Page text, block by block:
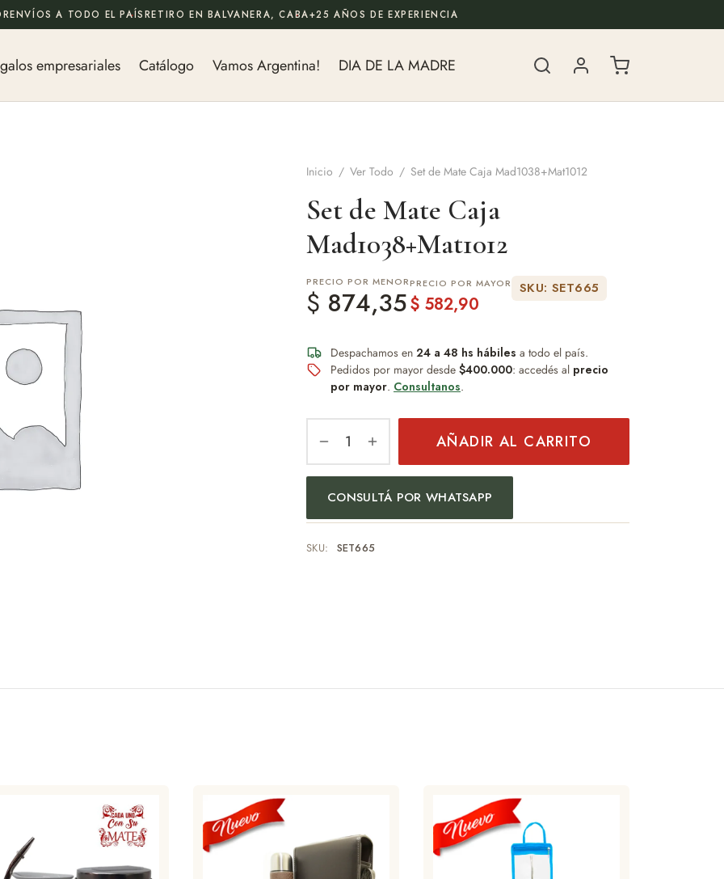
empresariales Catálogo Vamos Argentina! DIA DE LA MADRE
Inicio / Ver Todo / Set de Mate Caja Mad1038+Mat1012
Set de Mate Caja
Mad1038+Mat1012
SKU: SET665
PRECIO POR MENOR
$ 874,35
PRECIO POR MAYOR
$ 582,90
Despachamos en 24 a 48 hs hábiles a todo el país.
Pedidos por mayor desde $400.000: accedés al precio
por mayor. Consultanos.
AÑADIR AL CARRITO
CONSULTÁ POR WHATSAPP
SKU: SET665
ENVÍOS A TODO EL PAÍSRETIRO EN BALVANERA, CABA+25 AÑOS DE EXPERIENCIA